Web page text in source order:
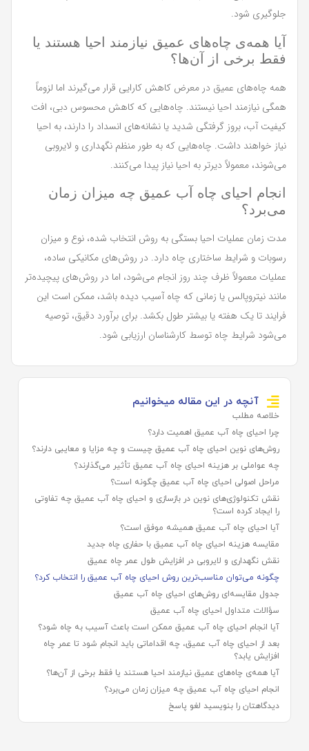
جلوگیری شود.
آیا همه‌ی چاه‌های عمیق نیازمند احیا هستند یا
فقط برخی از آن‌ها؟
همه چاه‌های عمیق در معرض کاهش کارایی قرار می‌گیرند اما لزوماً
همگی نیازمند احیا نیستند. چاه‌هایی که کاهش محسوس دبی، افت
کیفیت آب، بروز گرفتگی شدید یا نشانه‌های انسداد را دارند، به احیا
نیاز خواهند داشت. چاه‌هایی که به طور منظم نگهداری و لایروبی
می‌شوند، معمولاً دیرتر به احیا نیاز پیدا می‌کنند.
انجام احیای چاه آب عمیق چه میزان زمان
می‌برد؟
مدت زمان عملیات احیا بستگی به روش انتخاب شده، نوع و میزان
رسوبات و شرایط ساختاری چاه دارد. در روش‌های مکانیکی ساده،
عملیات معمولاً ظرف چند روز انجام می‌شود، اما در روش‌های پیچیده‌تر
مانند نیتروپالس یا زمانی که چاه آسیب دیده باشد، ممکن است این
فرایند تا یک هفته یا بیشتر طول بکشد. برای برآورد دقیق، توصیه
می‌شود شرایط چاه توسط کارشناسان ارزیابی شود.
آنچه در این مقاله میخوانیم
خلاصه مطلب
چرا احیای چاه آب عمیق اهمیت دارد؟
روش‌های نوین احیای چاه آب عمیق چیست و چه مزایا و معایبی دارند؟
چه عواملی بر هزینه احیای چاه آب عمیق تأثیر می‌گذارند؟
مراحل اصولی احیای چاه آب عمیق چگونه است؟
نقش تکنولوژی‌های نوین در بازسازی و احیای چاه آب عمیق چه تفاوتی
را ایجاد کرده است؟
آیا احیای چاه آب عمیق همیشه موفق است؟
مقایسه هزینه احیای چاه آب عمیق با حفاری چاه جدید
نقش نگهداری و لایروبی در افزایش طول عمر چاه عمیق
چگونه می‌توان مناسب‌ترین روش احیای چاه آب عمیق را انتخاب کرد؟
جدول مقایسه‌ای روش‌های احیای چاه آب عمیق
سؤالات متداول احیای چاه آب عمیق
آیا انجام احیای چاه آب عمیق ممکن است باعث آسیب به چاه شود؟
بعد از احیای چاه آب عمیق، چه اقداماتی باید انجام شود تا عمر چاه
افزایش یابد؟
آیا همه‌ی چاه‌های عمیق نیازمند احیا هستند یا فقط برخی از آن‌ها؟
انجام احیای چاه آب عمیق چه میزان زمان می‌برد؟
دیدگاهتان را بنویسید لغو پاسخ